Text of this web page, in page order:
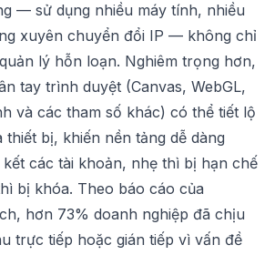
— sử dụng nhiều máy tính, nhiều
xuyên chuyển đổi IP — không chỉ
lý hỗn loạn. Nghiêm trọng hơn,
tay trình duyệt (Canvas, WebGL,
và các tham số khác) có thể tiết lộ
bị, khiến nền tảng dễ dàng
kết các tài khoản, nhẹ thì bị hạn chế
bị khóa. Theo báo cáo của
hơn 73% doanh nghiệp đã chịu
trực tiếp hoặc gián tiếp vì vấn đề